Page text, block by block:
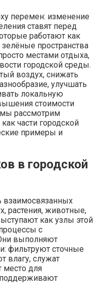
перемен: изменение
ставят перед
работают как
пространства
местами отдыха,
городской среды.
воздух, снижать
улучшать
локальную
стоимости
рассмотрим
части городской
примеры и
в городской
взаимосвязанных
растения, животные,
как узлы этой
с
выполняют
фильтруют сточные
влагу, служат
место для
поддерживают